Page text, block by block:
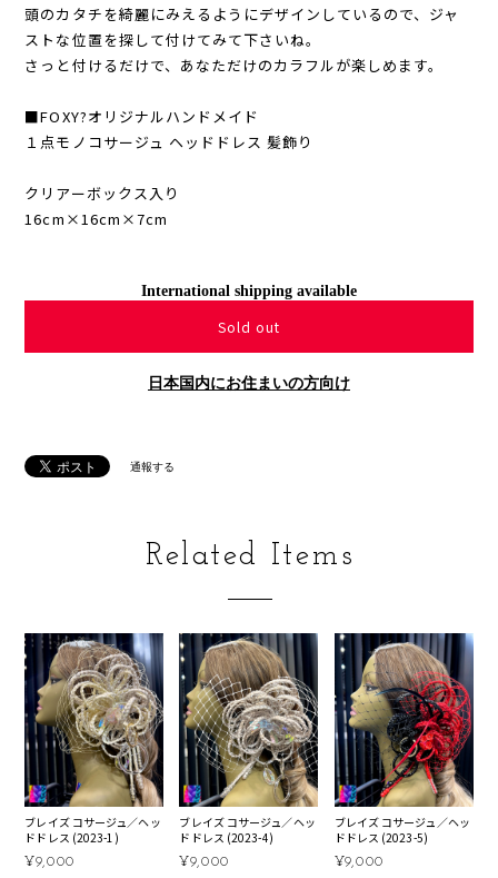
頭のカタチを綺麗にみえるようにデザインしているので、ジャ
ストな位置を探して付けてみて下さいね。
さっと付けるだけで、あなただけのカラフルが楽しめます。
■FOXY?オリジナルハンドメイド
１点モノコサージュ ヘッドドレス 髪飾り
クリアーボックス入り
16cm×16cm×7cm
International shipping available
Sold out
日本国内にお住まいの方向け
通報する
Related Items
ブレイズ コサージュ／ヘッ
ドドレス (2023-1)
¥9,000
ブレイズ コサージュ／ヘッ
ドドレス (2023-4)
¥9,000
ブレイズ コサージュ／ヘッ
ドドレス (2023-5)
¥9,000